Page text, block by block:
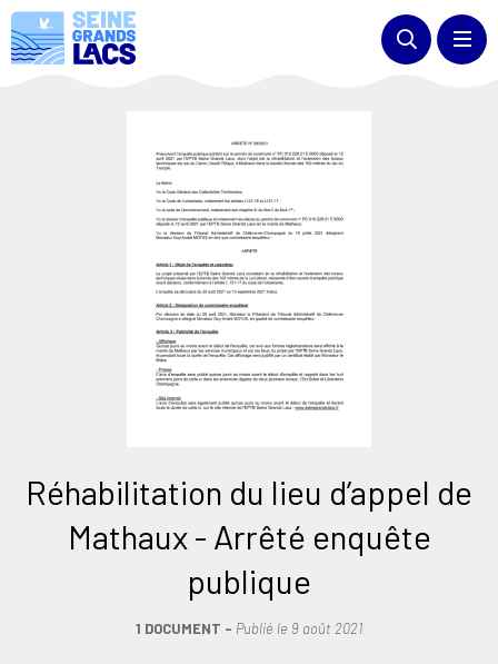
Réhabilitation du lieu d’appel de
Mathaux - Arrêté enquête
publique
1 DOCUMENT Publié le 9 août 2021